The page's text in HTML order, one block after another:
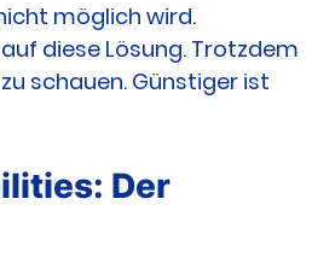
möglich wird.
diese Lösung. Trotzdem
schauen. Günstiger ist
Der